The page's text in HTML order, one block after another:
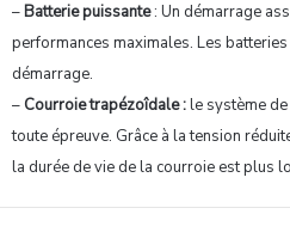
–Batterie puissante: Un démarrage
performances maximales. Les
démarrage.
– Courroie trapézoîdale :le système
toute épreuve. Grâce à la tension
la durée de vie de la courroie est plus